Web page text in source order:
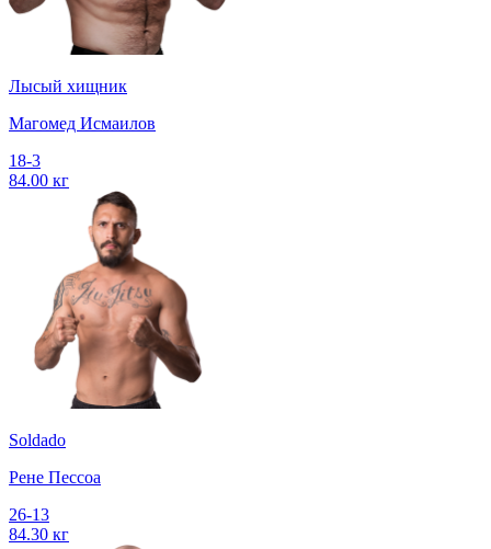
Лысый хищник
Магомед Исмаилов
18-3
84.00 кг
Soldado
Рене Пессоа
26-13
84.30 кг